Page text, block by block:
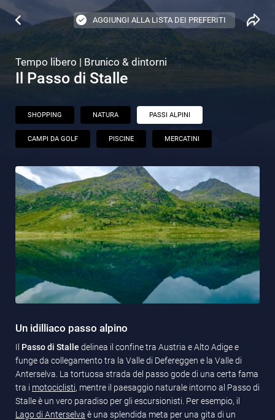
AGGIUNGI ALLA LISTA DEI PREFERITI
Tempo libero | Brunico & dintorni
Il Passo di Stalle
SHOPPING NATURA PASSI ALPINI
CAMPI DA GOLF PISCINE MERCATINI
Un idilliaco passo alpino
Il Passo di Stalle delinea il confine tra Austria e Alto Adige e
funge da collegamento tra la Valle di Defereggen e la Valle di
Anterselva. La tortuosa strada del passo gode di una certa fama
tra i motociclisti, mentre il paesaggio naturale intorno al Passo di
Stalle è un vero paradiso per gli escursionisti. Per esempio, il
Lago di Anterselva è una splendida meta per una gita di un